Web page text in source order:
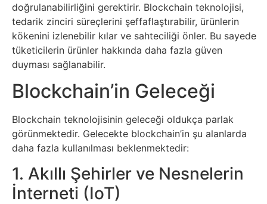
Teknoloji
TikTok
Ürün
Uzay
doğrulanabilirliğini gerektirir. Blockchain teknolojisi,
tedarik zinciri süreçlerini şeffaflaştırabilir, ürünlerin
kökenini izlenebilir kılar ve sahteciliği önler. Bu sayede
tüketicilerin ürünler hakkında daha fazla güven
duyması sağlanabilir.
Blockchain’in Geleceği
Blockchain teknolojisinin geleceği oldukça parlak
görünmektedir. Gelecekte blockchain’in şu alanlarda
daha fazla kullanılması beklenmektedir:
1. Akıllı Şehirler ve Nesnelerin
İnterneti (IoT)